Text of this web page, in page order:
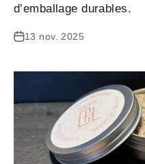
d’emballage durables.
13 nov. 2025